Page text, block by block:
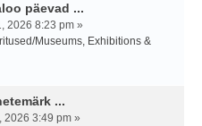
päevad ...
2026 8:23 pm »
Museums, Exhibitions &
...
2026 3:49 pm »